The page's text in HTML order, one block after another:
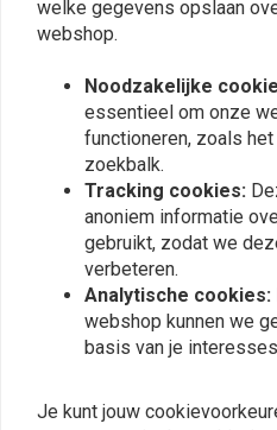
Abs-Modellen
Wiellagers | 00-09
welke gegevens opslaan
webshop.
Noodzakelijke
essentieel om onze
functioneren, zoals
zoekbalk.
Tracking cookies:
anoniem informatie
gebruikt, zodat we
verbeteren.
Analytische cookies:
webshop kunnen we
basis van je
Je kunt jouw